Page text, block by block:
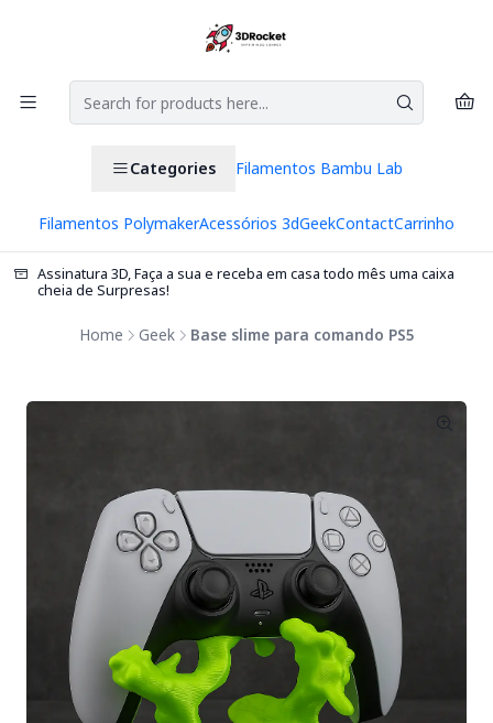
Categories Filamentos Bambu Lab
Filamentos PolymakerAcessórios 3dGeekContactCarrinho
Assinatura 3D, Faça a sua e receba em casa todo mês uma caixa
cheia de Surpresas!
Home Geek Base slime para comando PS5